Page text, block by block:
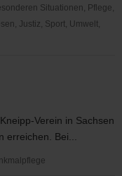
Situationen, Pflege,
Justiz, Sport, Umwelt,
Verein in Sachsen
Bei...